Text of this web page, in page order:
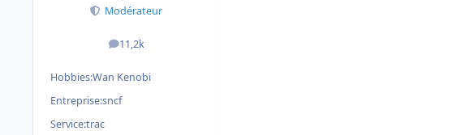
Modérateur
11,2k
messages
Hobbies:Wan Kenobi
Entreprise:sncf
Service:trac